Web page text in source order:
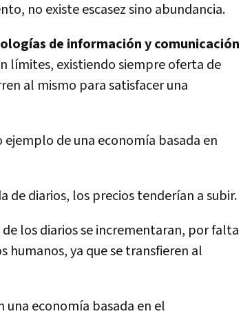
no existe escasez sino abundancia.
de información y comunicación
límites, existiendo siempre oferta de
al mismo para satisfacer una
de una economía basada en
de diarios, los precios tenderían a subir.
los diarios se incrementaran, por falta
humanos, ya que se transfieren al
economía basada en el